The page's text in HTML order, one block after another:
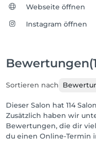
Webseite öffnen
Instagram öffnen
Bewertungen
Sortieren nach
Dieser Salon hat 114
Zusätzlich haben wir
Bewertungen, die dir
du einen Online-Termin